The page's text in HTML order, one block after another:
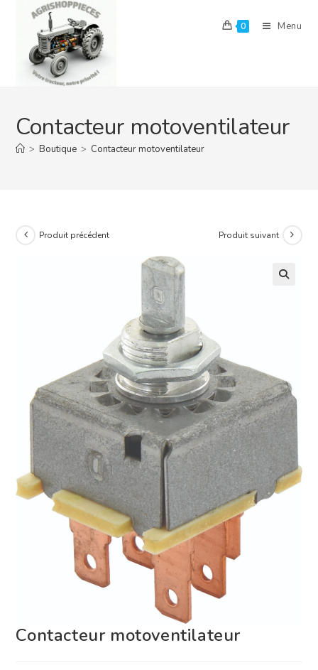
content
0 Menu
Contacteur motoventilateur
> Boutique > Contacteur motoventilateur
Produit précédent Produit suivant
Contacteur motoventilateur